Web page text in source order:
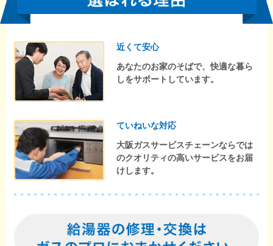
近くて安心
あなたのお家のそばで、快適な暮ら
しをサポートしています。
ていねいな対応
大阪ガスサービスチェーンならでは
のクオリティの高いサービスをお届
けします。